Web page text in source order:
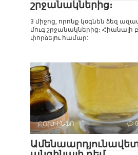
շրջանակներից։
3 միջոց, որոնք կօգնեն ձեզ
մուգ շրջանակներից։
փորձելու համար:
ԲՈՒԺ ԻՆՖՈ 0